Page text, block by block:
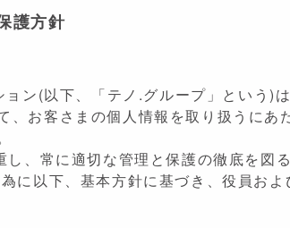
護方針
ン(以下、「テノ.グループ」という)
お客さまの個人情報を取り扱うにあ
、常に適切な管理と保護の徹底を図
に以下、基本方針に基づき、役員およ